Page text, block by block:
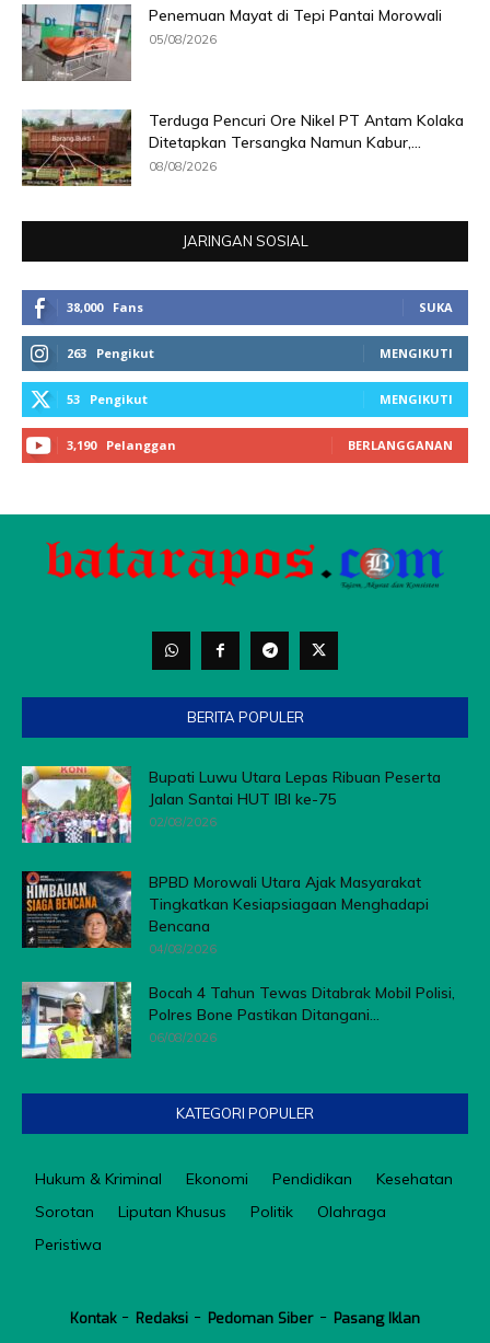
BERITA POPULER
Bupati Luwu Utara Lepas Ribuan Peserta
Jalan Santai HUT IBI ke-75
02/08/2026
BPBD Morowali Utara Ajak Masyarakat
Tingkatkan Kesiapsiagaan Menghadapi
Bencana
04/08/2026
Bocah 4 Tahun Tewas Ditabrak Mobil Polisi,
Polres Bone Pastikan Ditangani...
06/08/2026
KATEGORI POPULER
Hukum & Kriminal Ekonomi Pendidikan
Kesehatan
Sorotan
Liputan Khusus Politik
Olahraga
Peristiwa
Kontak Redaksi Pedoman Siber Pasang Iklan